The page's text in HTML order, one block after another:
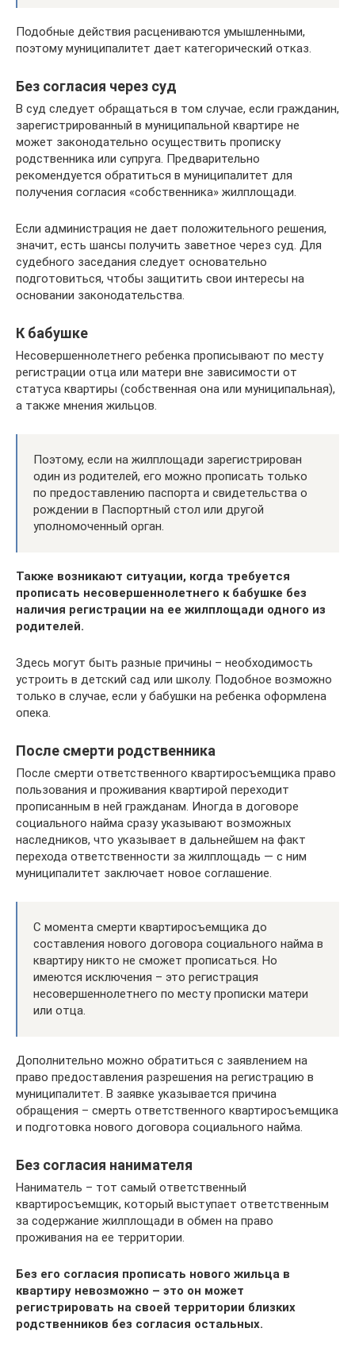
Подобные действия расцениваются умышленными,
поэтому муниципалитет дает категорический отказ.
Без согласия через суд
В суд следует обращаться в том случае, если гражданин,
зарегистрированный в муниципальной квартире не
может законодательно осуществить прописку
родственника или супруга. Предварительно
рекомендуется обратиться в муниципалитет для
получения согласия «собственника» жилплощади.
Если администрация не дает положительного решения,
значит, есть шансы получить заветное через суд. Для
судебного заседания следует основательно
подготовиться, чтобы защитить свои интересы на
основании законодательства.
К бабушке
Несовершеннолетнего ребенка прописывают по месту
регистрации отца или матери вне зависимости от
статуса квартиры (собственная она или муниципальная),
а также мнения жильцов.
Поэтому, если на жилплощади зарегистрирован
один из родителей, его можно прописать только
по предоставлению паспорта и свидетельства о
рождении в Паспортный стол или другой
уполномоченный орган.
Также возникают ситуации, когда требуется
прописать несовершеннолетнего к бабушке без
наличия регистрации на ее жилплощади одного из
родителей.
Здесь могут быть разные причины – необходимость
устроить в детский сад или школу. Подобное возможно
только в случае, если у бабушки на ребенка оформлена
опека.
После смерти родственника
После смерти ответственного квартиросъемщика право
пользования и проживания квартирой переходит
прописанным в ней гражданам. Иногда в договоре
социального найма сразу указывают возможных
наследников, что указывает в дальнейшем на факт
перехода ответственности за жилплощадь — с ним
муниципалитет заключает новое соглашение.
С момента смерти квартиросъемщика до
составления нового договора социального найма в
квартиру никто не сможет прописаться. Но
имеются исключения – это регистрация
несовершеннолетнего по месту прописки матери
или отца.
Дополнительно можно обратиться с заявлением на
право предоставления разрешения на регистрацию в
муниципалитет. В заявке указывается причина
обращения – смерть ответственного квартиросъемщика
и подготовка нового договора социального найма.
Без согласия нанимателя
Наниматель – тот самый ответственный
квартиросъемщик, который выступает ответственным
за содержание жилплощади в обмен на право
проживания на ее территории.
Без его согласия прописать нового жильца в
квартиру невозможно – это он может
регистрировать на своей территории близких
родственников без согласия остальных.